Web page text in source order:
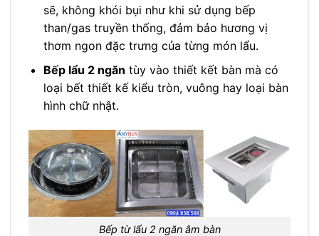
sẽ, không khói bụi như khi sử dụng bếp
than/gas truyền thống, đảm bảo hương vị
thơm ngon đặc trưng của từng món lẩu.
Bếp lẩu 2 ngăn tùy vào thiết kết bàn mà có
loại bết thiết kế kiểu tròn, vuông hay loại bàn
hình chữ nhật.
Bếp từ lẩu 2 ngăn âm bàn